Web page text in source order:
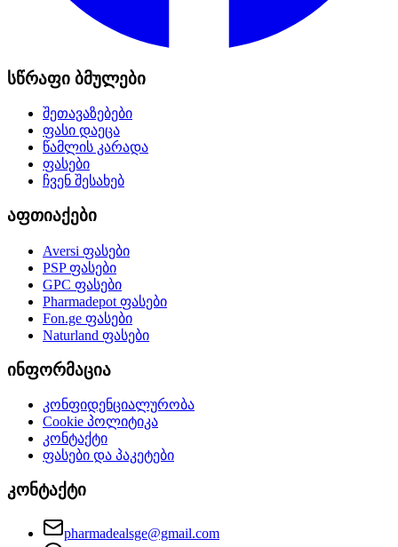
სწრაფი ბმულები
შეთავაზებები
ფასი დაეცა
წამლის კარადა
ფასები
ჩვენ შესახებ
აფთიაქები
Aversi ფასები
PSPფასები
GPC ფასები
Pharmadepot ფასები
Fon.ge ფასები
Naturland ფასები
ინფორმაცია
კონფიდენციალურობა
Cookie პოლიტიკა
კონტაქტი
ფასები და პაკეტები
კონტაქტი
pharmadealsge@gmail.com